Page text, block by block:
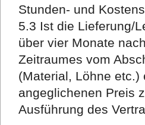
Stunden- und
5.3 Ist die Lieferung/
über vier Monate
Zeitraumes vom
(Material, Löhne
angeglichenen Preis
Ausführung des